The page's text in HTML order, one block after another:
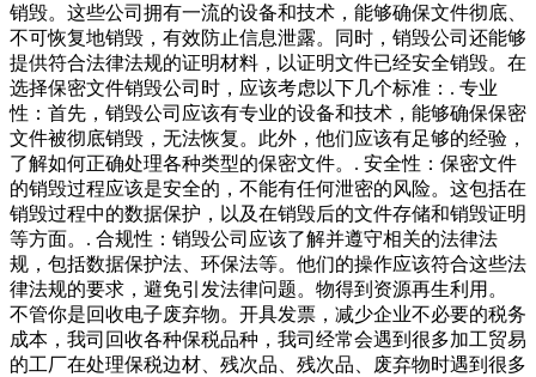
销毁。这些公司拥有一流的设备和技术，能够确保文件彻底、
不可恢复地销毁，有效防止信息泄露。同时，销毁公司还能够
提供符合法律法规的证明材料，以证明文件已经安全销毁。在
选择保密文件销毁公司时，应该考虑以下几个标准：. 专业
性：首先，销毁公司应该有专业的设备和技术，能够确保保密
文件被彻底销毁，无法恢复。此外，他们应该有足够的经验，
了解如何正确处理各种类型的保密文件。. 安全性：保密文件
的销毁过程应该是安全的，不能有任何泄密的风险。这包括在
销毁过程中的数据保护，以及在销毁后的文件存储和销毁证明
等方面。. 合规性：销毁公司应该了解并遵守相关的法律法
规，包括数据保护法、环保法等。他们的操作应该符合这些法
律法规的要求，避免引发法律问题。物得到资源再生利用。
不管你是回收电子废弃物。开具发票，减少企业不必要的税务
成本，我司回收各种保税品种，我司经常会遇到很多加工贸易
的工厂在处理保税边材、残次品、残次品、废弃物时遇到很多